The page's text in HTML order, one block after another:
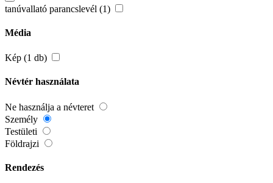
tanúvallató parancslevél (1)
Média
Kép (1 db)
Névtér használata
Ne használja a névteret
Személy
Testületi
Földrajzi
Rendezés